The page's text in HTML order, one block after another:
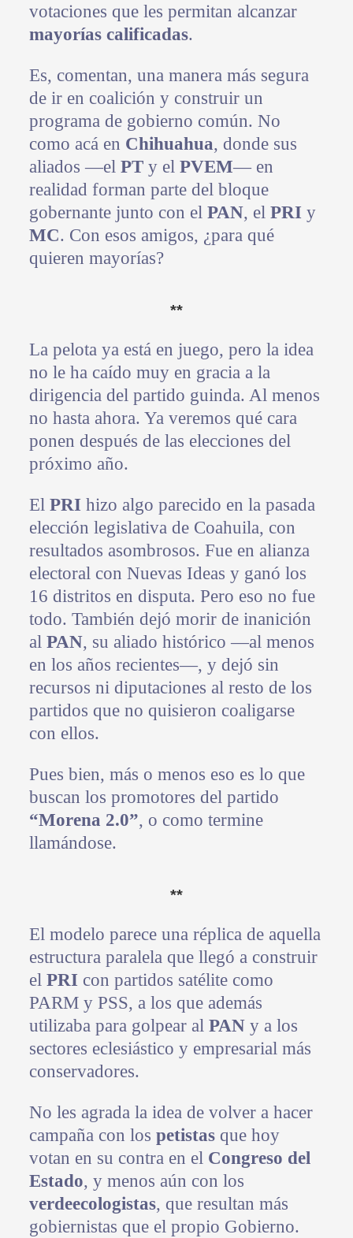
votaciones que les permitan alcanzar
mayorías calificadas.
Es, comentan, una manera más segura
de ir en coalición y construir un
programa de gobierno común. No
como acá en Chihuahua, donde sus
aliados —el PTy el PVEM— en
realidad forman parte del bloque
gobernante junto con el PAN, el PRI y
MC. Con esos amigos, ¿para qué
quieren mayorías?
**
La pelota ya está en juego, pero la idea
no le ha caído muy en gracia a la
dirigencia del partido guinda. Al menos
no hasta ahora. Ya veremos qué cara
ponen después de las elecciones del
próximo año.
El PRI hizo algo parecido en la pasada
elección legislativa de Coahuila, con
resultados asombrosos. Fue en alianza
electoral con Nuevas Ideas y ganó los
16 distritos en disputa. Pero eso no fue
todo. También dejó morir de inanición
al PAN, su aliado histórico —al menos
en los años recientes—, y dejó sin
recursos ni diputaciones al resto de los
partidos que no quisieron coaligarse
con ellos.
Pues bien, más o menos eso es lo que
buscan los promotores del partido
“Morena 2.0”, o como termine
llamándose.
**
El modelo parece una réplica de aquella
estructura paralela que llegó a construir
el PRI con partidos satélite como
PARM y PSS, a los que además
utilizaba para golpear al PANy a los
sectores eclesiástico y empresarial más
conservadores.
No les agrada la idea de volver a hacer
campaña con los petistasque hoy
votan en su contra en el Congreso del
Estado, y menos aún con los
verdeecologistas, que resultan más
gobiernistas que el propio Gobierno.